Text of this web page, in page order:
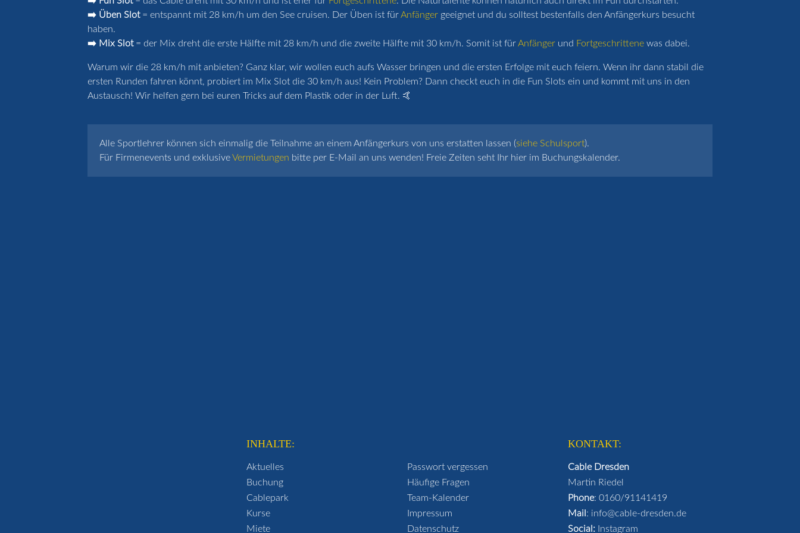
➡️ Üben Slot= entspannt mit 28 km/h um den See cruisen. Der Üben ist fürAnfänger geeignet und du solltest bestenfalls den Anfängerkurs besucht
haben.
➡️ Mix Slot= der Mix dreht die erste Hälfte mit 28 km/h und die zweite Hälfte mit 30 km/h. Somit ist fürAnfänger und Fortgeschrittene was dabei.
Warum wir die 28 km/h mit anbieten? Ganz klar, wir wollen euch aufs Wasser bringen und die ersten Erfolge mit euch feiern. Wenn ihr dann stabil die
ersten Runden fahren könnt, probiert im Mix Slot die 30 km/h aus! Kein Problem? Dann checkt euch in die Fun Slots ein und kommt mit uns in den
Austausch! Wir helfen gern bei euren Tricks auf dem Plastik oder in der Luft. 🤙
Alle Sportlehrer können sich einmalig die Teilnahme an einem Anfängerkurs von uns erstatten lassen (siehe Schulsport).
Für Firmenevents und exklusiveVermietungen bitte per E-Mail an uns wenden! Freie Zeiten seht Ihr hier im Buchungskalender.
INHALTE:
Aktuelles
Buchung
Cablepark
Kurse
Miete
Passwort vergessen
Häufige Fragen
Team-Kalender
Impressum
Datenschutz
KONTAKT:
Cable Dresden
Martin Riedel
Phone: 0160/91141419
Mail : info@cable-dresden.de
Social: Instagram